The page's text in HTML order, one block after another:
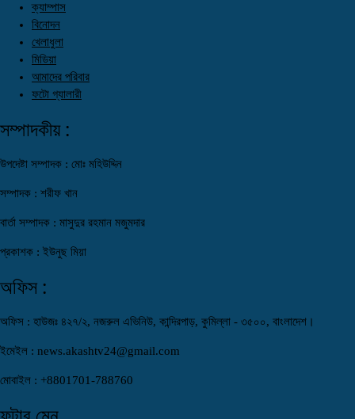
ক্যাম্পাস
বিনোদন
খেলাধুলা
মিডিয়া
আমাদের পরিবার
ফটো গ্যালারী
সম্পাদকীয় :
উপদেষ্টা সম্পাদক : মোঃ মহিউদ্দিন
সম্পাদক : শরীফ খান
বার্তা সম্পাদক : মাসুদুর রহমান মজুমদার
প্রকাশক : ইউনুছ মিয়া
অফিস :
অফিস : হাউজঃ ৪২৭/২, নজরুল এভিনিউ, কান্দিরপাড়, কুমিল্লা - ৩৫০০, বাংলাদেশ।
ইমেইল : news.akashtv24@gmail.com
মোবাইল : +8801701-788760